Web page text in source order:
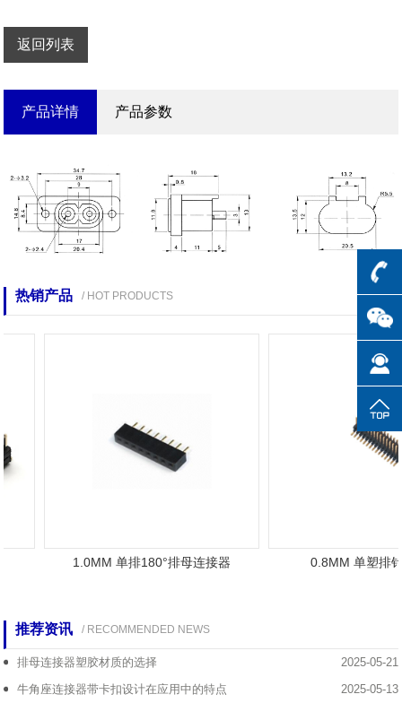
返回列表
产品详情 产品参数
热销产品 / HOT PRODUCTS
1.0MM 单排180°排母连接器 0.8MM 单塑排
推荐资讯 / RECOMMENDED NEWS
2025-05-21
排母连接器塑胶材质的选择
2025-05-13
牛角座连接器带卡扣设计在应用中的特点